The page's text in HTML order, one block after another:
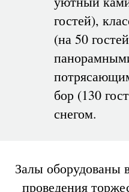
гостей),
(на 50
бор (130
снегом.
Залы оборудованы
проведения